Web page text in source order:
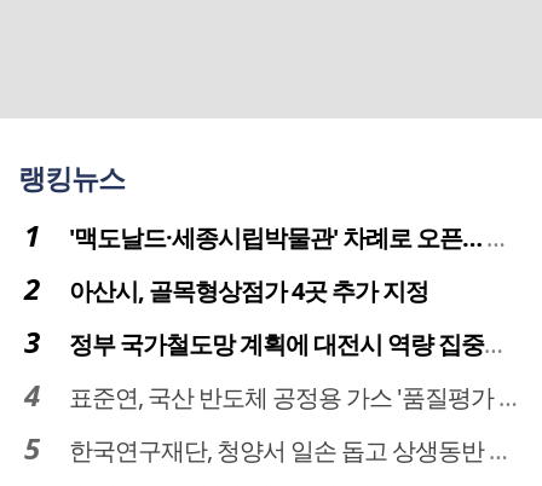
랭킹뉴스
'맥도날드·세종시립박물관' 차례로 오픈… 고운동 정주여건 좋아진다
아산시, 골목형상점가 4곳 추가 지정
정부 국가철도망 계획에 대전시 역량 집중해야
표준연, 국산 반도체 공정용 가스 '품질평가 체계' 구축
한국연구재단, 청양서 일손 돕고 상생동반 친구맺기 봉사활동